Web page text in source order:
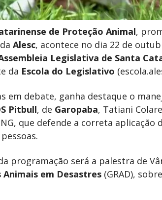
de Proteção Animal,
da Alesc, acontece no dia 22 de
Legislativa de Santa
da Escola do Legislativo
em debate, ganha destaque o
Pitbull, de Garopaba, Tatiani
que defende a correta
programação será a palestra de
Animais em Desastres (GRAD),